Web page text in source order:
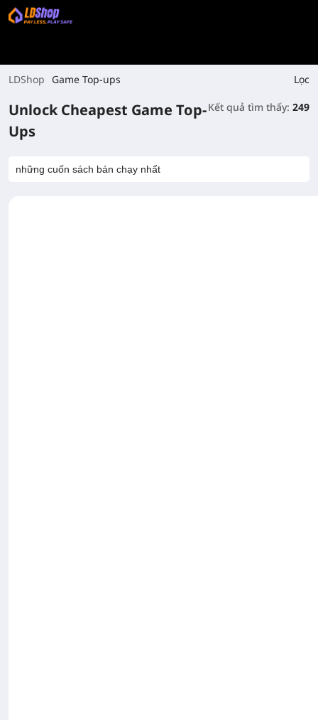
LDShop Game Top-ups Lọc
Unlock Cheapest Game Top-
Ups
Kết quả tìm thấy: 249
những cuốn sách bán chạy nhất